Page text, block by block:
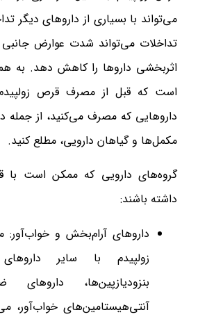
می‌تواند با بسیاری از داروهای دیگر
تداخلات می‌تواند شدت عوارض جانبی
اثربخشی داروها را کاهش دهد. به
است که قبل از مصرف قرص
داروهایی که مصرف می‌کنید، از جمله
مکمل‌ها و گیاهان دارویی، مطلع کنید.
گروه‌های دارویی که ممکن است با
داشته باشند:
داروهای آرام‌بخش و
زولپیدم با سایر
بنزودیازپین‌ها،
آنتی‌هیستامین‌های خواب‌آور،